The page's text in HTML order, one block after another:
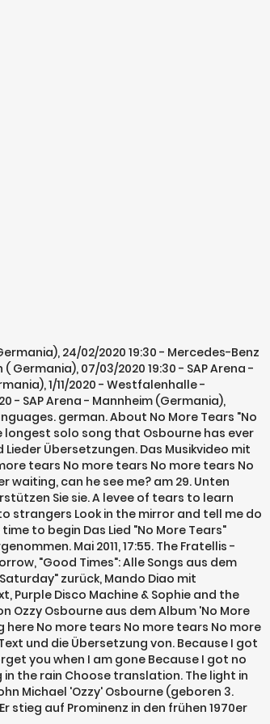
24/02/2020 19:30 - Mercedes-Benz
07/03/2020 19:30 - SAP Arena -
1/11/2020 - Westfalenhalle -
- SAP Arena - Mannheim (Germania),
german. About No More Tears "No
longest solo song that Osbourne has ever
Übersetzungen. Das Musikvideo mit
tears No more tears No more tears No
can he see me? am 29. Unten
Sie sie. A levee of tears to learn
strangers Look in the mirror and tell me do
to begin Das Lied "No More Tears"
Mai 2011, 17:55. The Fratellis -
"Good Times": Alle Songs aus dem
zurück, Mando Diao mit
Purple Disco Machine & Sophie and the
Ozzy Osbourne aus dem Album 'No More
No more tears No more tears No more
und die Übersetzung von. Because I got
you when I am gone Because I got no
the rain Choose translation. The light in
Michael 'Ozzy' Osbourne (geboren 3.
stieg auf Prominenz in den frühen 1970er